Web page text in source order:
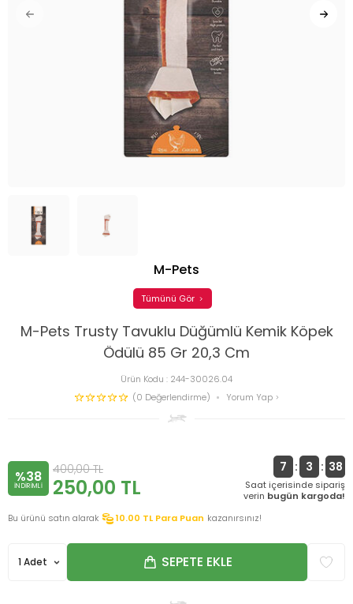
M-Pets Trusty Tavuklu Düğümlü Kemik Köpek
Ödülü 85 Gr 20,3 Cm
Ürün Kodu : 244-30026.04
(0 Değerlendirme)
Yorum Yap
M-Pets
Tümünü Gör
%38
INDIRIMLI
400,00TL
250,00 TL
7 : 3 : 38
Saat içerisinde sipariş
verin bugün kargoda!
Bu ürünü satın alarak
10.00 TL Para Puan kazanırsınız!
SEPETE EKLE